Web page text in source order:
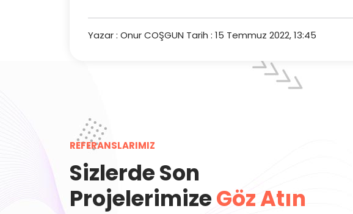
Yazar : Onur COŞGUN Tarih : 15 Temmuz 2022, 13:45
REFERANSLARIMIZ
Sizlerde Son
ProjelerimizeGöz Atın